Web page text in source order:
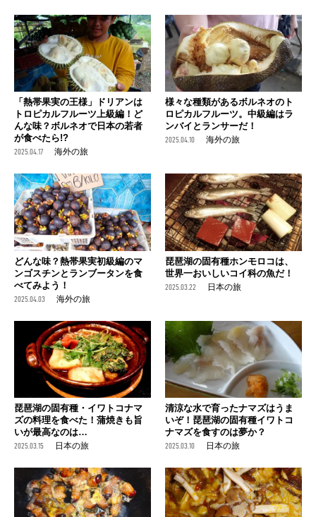
「熱帯果実の王様」ドリアンは
トロピカルフルーツ上級編！ど
んな味？ボルネオで日本の若者
が食べたら!?
2025.04.17 海外の旅
様々な種類があるボルネオのト
ロピカルフルーツ。中級編はラ
ンバイとランサーだ！
2025.04.10 海外の旅
どんな味？熱帯果実初級編のマ
ンゴスチンとランブータンを食
べてみよう！
2025.04.03 海外の旅
琵琶湖の固有種ホンモロコは、
世界一おいしいコイ科の魚だ！
2025.03.22 日本の旅
琵琶湖の固有種・イワトコナマ
ズの料理を食べた！蒲焼きも旨
いが最高なのは…
2025.03.15 日本の旅
清涼な水で育ったナマズはうま
いぞ！琵琶湖の固有種イワトコ
ナマズを食すのは夢か？
2025.03.10 日本の旅